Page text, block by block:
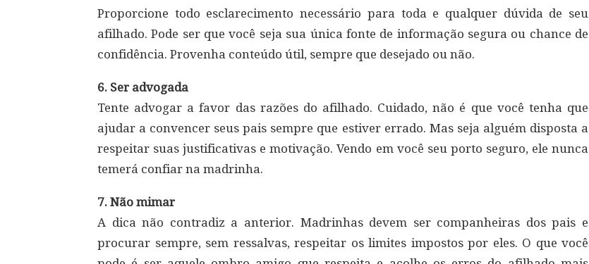
Proporcione todo esclarecimento necessário para toda e qualquer dúvida de seu
afilhado. Pode ser que você seja sua única fonte de informação segura ou chance de
confidência. Provenha conteúdo útil, sempre que desejado ou não.
6. Ser advogada
Tente advogar a favor das razões do afilhado. Cuidado, não é que você tenha que
ajudar a convencer seus pais sempre que estiver errado. Mas seja alguém disposta a
respeitar suas justificativas e motivação. Vendo em você seu porto seguro, ele nunca
temerá confiar na madrinha.
7. Não mimar
A dica não contradiz a anterior. Madrinhas devem ser companheiras dos pais e
procurar sempre, sem ressalvas, respeitar os limites impostos por eles. O que você